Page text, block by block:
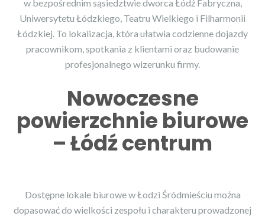
w bezpośrednim sąsiedztwie dworca Łódź Fabryczna,
Uniwersytetu Łódzkiego, Teatru Wielkiego i Filharmonii
Łódzkiej. To lokalizacja, która ułatwia codzienne dojazdy
pracownikom, spotkania z klientami oraz budowanie
profesjonalnego wizerunku firmy.
Nowoczesne
powierzchnie biurowe
– Łódź centrum
Dostępne lokale biurowe w Łodzi Śródmieściu można
dopasować do wielkości zespołu i charakteru prowadzonej